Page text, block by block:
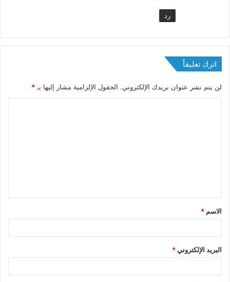
رد
اترك تعليقاً
لن يتم نشر عنوان بريدك الإلكتروني. الحقول الإلزامية مشار إليها بـ*
ق
*
الاسم *
البريد الإلكتروني*